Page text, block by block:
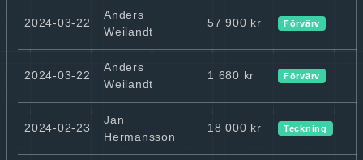
2024-03-22
Anders
Weilandt
57 900 kr Förvärv
2024-03-22
Anders
Weilandt
1 680 kr Förvärv
2024-02-23
Jan
Hermansson
18 000 kr Teckning